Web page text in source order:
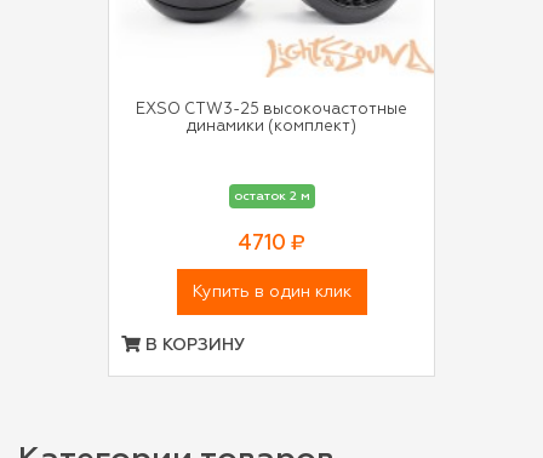
EXSO CTW3-25 высокочастотные
динамики (комплект)
остаток 2 м
4710 ₽
Купить в один клик
В КОРЗИНУ